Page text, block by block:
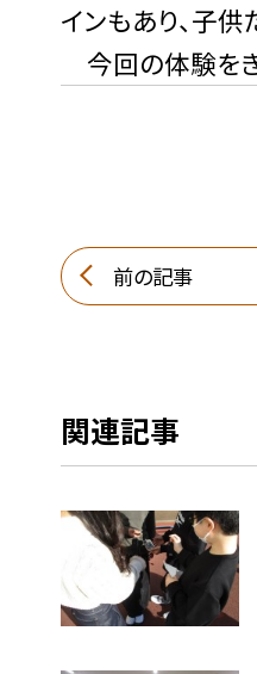
インもあり、子供
今回の体験を
前の記事
関連記事